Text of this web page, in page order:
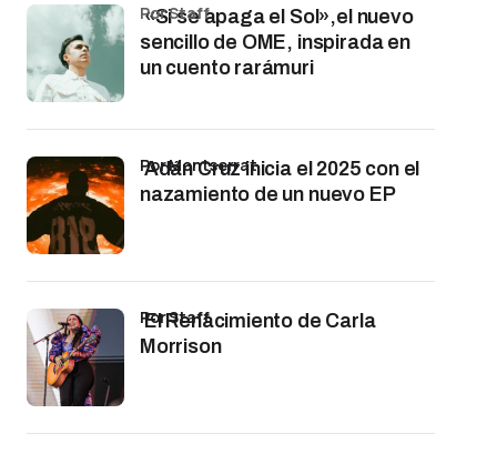
«Si se apaga el Sol»,el nuevo
sencillo de OME, inspirada en
un cuento rarámuri
por Staff
Adán Cruz inicia el 2025 con el
nazamiento de un nuevo EP
por Montserrat
El Renacimiento de Carla
Morrison
por Staff